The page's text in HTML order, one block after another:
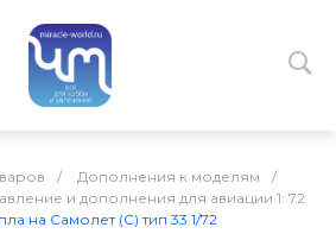
/ Дополнения к моделям
/
и дополнения для авиации 1: 72
на Самолет (С) тип 33 1/72